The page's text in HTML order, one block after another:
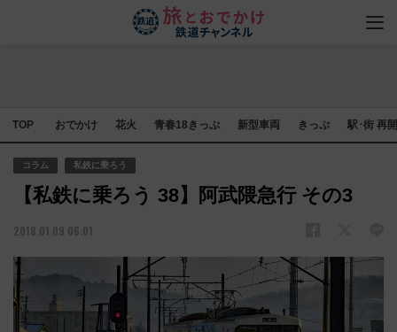
TOP おでかけ 花火 青春18きっぷ 新型車両 きっぷ 駅･街 再
コラム 私鉄に乗ろう
【私鉄に乗ろう 38】阿武隈急行 その3
2018.01.09 06:01